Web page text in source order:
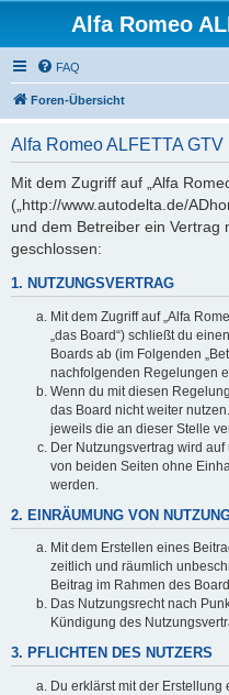
Alfa Romeo
FAQ
Foren-Übersicht
Alfa Romeo ALFETTA
Mit dem Zugriff auf „Alfa
(„http://www.autodelta.de/
und dem Betreiber ein Vertrag
geschlossen:
1. NUTZUNGSVERTRAG
Mit dem Zugriff auf „Alfa
„das Board“) schließt du
Boards ab (im Folgenden
nachfolgenden Regelungen
Wenn du mit diesen
das Board nicht weiter
jeweils die an dieser Stelle
Der Nutzungsvertrag wird
von beiden Seiten ohne
werden.
2. EINRÄUMUNG VON
Mit dem Erstellen eines
zeitlich und räumlich
Beitrag im Rahmen des
Das Nutzungsrecht nach
Kündigung des
3. PFLICHTEN DES NUTZERS
Du erklärst mit der Erstellung